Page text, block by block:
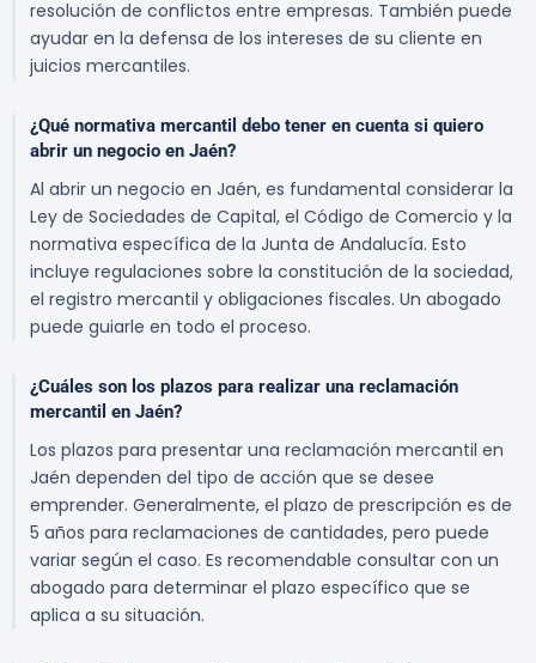
resolución de conflictos entre empresas. También puede
ayudar en la defensa de los intereses de su cliente en
juicios mercantiles.
¿Qué normativa mercantil debo tener en cuenta si quiero
abrir un negocio en Jaén?
Al abrir un negocio en Jaén, es fundamental considerar la
Ley de Sociedades de Capital, el Código de Comercio y la
normativa específica de la Junta de Andalucía. Esto
incluye regulaciones sobre la constitución de la sociedad,
el registro mercantil y obligaciones fiscales. Un abogado
puede guiarle en todo el proceso.
¿Cuáles son los plazos para realizar una reclamación
mercantil en Jaén?
Los plazos para presentar una reclamación mercantil en
Jaén dependen del tipo de acción que se desee
emprender. Generalmente, el plazo de prescripción es de
5 años para reclamaciones de cantidades, pero puede
variar según el caso. Es recomendable consultar con un
abogado para determinar el plazo específico que se
aplica a su situación.